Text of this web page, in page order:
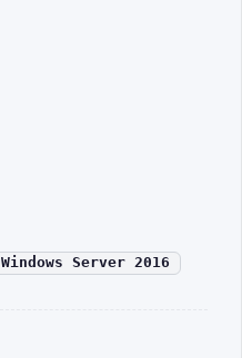
Windows Server 2016